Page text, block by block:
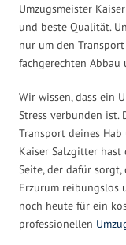
Umzugsmeister
und beste Qualität.
nur um den
fachgerechten
Wir wissen, dass ein
Stress verbunden ist.
Transport deines
Kaiser Salzgitter
Seite, der dafür
Erzurum reibungslos
noch heute für ein
professionellen